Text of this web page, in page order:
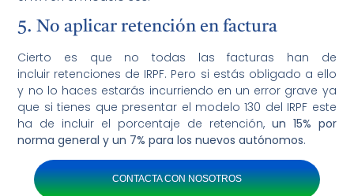
5. No aplicar retención en factura
Cierto es que no todas las facturas han de
incluir retenciones de IRPF. Pero si estás obligado a ello
y no lo haces estarás incurriendo en un error grave ya
que si tienes que presentar el modelo 130 del IRPF este
ha de incluir el porcentaje de retención, un 15% por
norma general y un 7% para los nuevos autónomos.
CONTACTA CON NOSOTROS